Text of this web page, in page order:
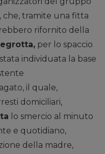
che, tramite una fitta
rifornito della
per lo spaccio
individuata la base
il quale,
domiciliari,
lo smercio al minuto
e quotidiano,
della madre,